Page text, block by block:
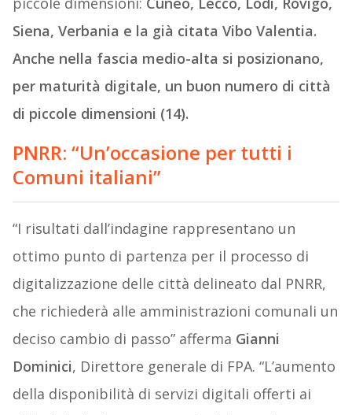
Siena, Verbania e la già citata Vibo Valentia.
Anche nella fascia medio-alta si posizionano,
per maturità digitale, un buon numero di città
di piccole dimensioni (14).
PNRR: “Un’occasione per tutti i
Comuni italiani”
“I risultati dall’indagine rappresentano un
ottimo punto di partenza per il processo di
digitalizzazione delle città delineato dal PNRR,
che richiederà alle amministrazioni comunali un
deciso cambio di passo” afferma Gianni
Dominici, Direttore generale di FPA. “L’aumento
della disponibilità di servizi digitali offerti ai